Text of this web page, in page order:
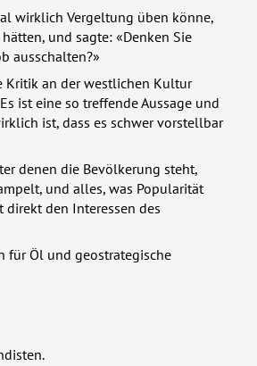
wirklich Vergeltung üben könne,
und sagte: «Denken Sie
ausschalten?»
Kritik an der westlichen Kultur
ist eine so treffende Aussage und
ist, dass es schwer vorstellbar
denen die Bevölkerung steht,
und alles, was Popularität
den Interessen des
für Öl und geostrategische